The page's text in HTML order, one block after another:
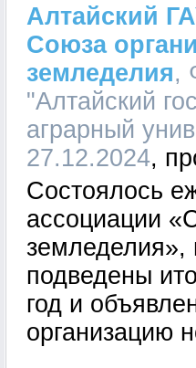
Алтайский
Союза
земледелия,
"Алтайский
аграрный
27.12.2024
Состоялось
ассоциации
земледелия»,
подведены
год и
организацию